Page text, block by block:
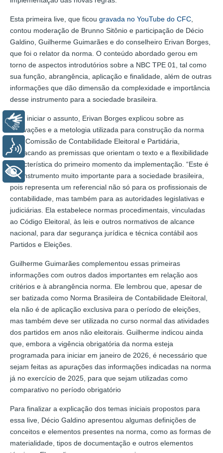
Esta primeira live, que ficou gravada no YouTube do CFC
contou moderação de Brunno Sitônio e participação de Décio
Galdino, Guilherme Guimarães e do conselheiro Erivan Borges,
que foi o relator da norma. O conteúdo abordado gerou em
torno de aspectos introdutórios sobre a NBC TPE 01, tal como
sua função, abrangência, aplicação e finalidade, além de outras
informações que dão dimensão da complexidade e importância
desse instrumento para a sociedade brasileira.
Para iniciar o assunto, Erivan Borges explicou sobre as
motivações e a metologia utilizada para construção da norma
pela Comissão de Contabilidade Eleitoral e Partidária,
destacando as premissas que orientam o texto e a flexibilidade
característica do primeiro momento da implementação. “Este é
um instrumento muito importante para a sociedade brasileira,
pois representa um referencial não só para os profissionais de
contabilidade, mas também para as autoridades legislativas e
judiciárias. Ela estabelece normas procedimentais, vinculadas
ao Código Eleitoral, às leis e outros normativos de alcance
nacional, para dar segurança jurídica e técnica contábil aos
Partidos e Eleições.
Guilherme Guimarães complementou essas primeiras
informações com outros dados importantes em relação aos
critérios e à abrangência norma. Ele lembrou que, apesar de
ser batizada como Norma Brasileira de Contabilidade Eleitoral,
ela não é de aplicação exclusiva para o período de eleições,
mas também deve ser utilizada no curso normal das atividades
dos partidos em anos não eleitorais. Guilherme indicou ainda
que, embora a vigência obrigatória da norma esteja
programada para iniciar em janeiro de 2026, é necessário que
sejam feitas as apurações das informações indicadas na norma
já no exercício de 2025, para que sejam utilizadas como
comparativo no período obrigatório
Para finalizar a explicação dos temas iniciais propostos para
essa live, Décio Galdino apresentou algumas definições de
conceitos e elementos presentes na norma, como as formas de
materialidade, tipos de documentação e outros elementos
Libras
Voz
+ Acessibilidade